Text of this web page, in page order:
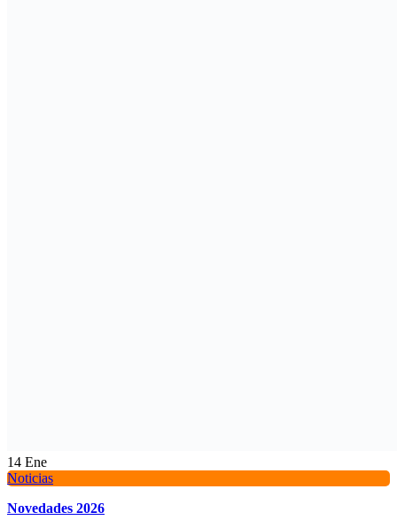
14 Ene
Noticias
Novedades 2026